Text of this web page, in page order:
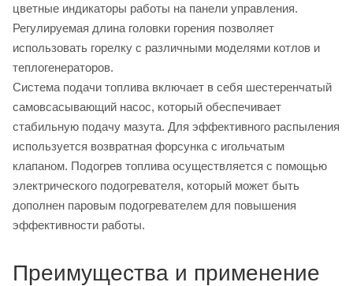
цветные индикаторы работы на панели управления.
Регулируемая длина головки горения позволяет
использовать горелку с различными моделями котлов и
теплогенераторов.
Система подачи топлива включает в себя шестеренчатый
самовсасывающий насос, который обеспечивает
стабильную подачу мазута. Для эффективного распыления
используется возвратная форсунка с игольчатым
клапаном. Подогрев топлива осуществляется с помощью
электрического подогревателя, который может быть
дополнен паровым подогревателем для повышения
эффективности работы.
Преимущества и применение